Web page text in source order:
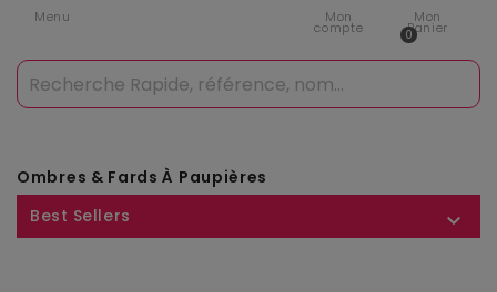
0
Mon
Panier
Menu Mon
compte
Ombres & Fards À Paupières
Best Sellers
